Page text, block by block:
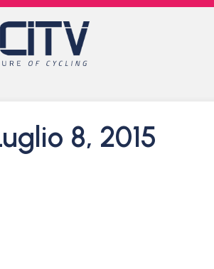
8, 2015